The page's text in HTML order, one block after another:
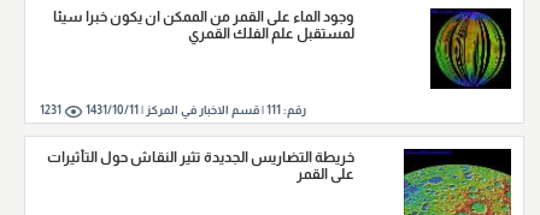
وجود الماء على القمر من الممكن ان يكون خبرا سيئا
لمستقبل علم الفلك القمري
رقم: 111
|قسم الاخبار في المركز | 1431/10/11
1231
خريطة التضاريس الجديدة تثير النقاش حول التأثيرات
على القمر